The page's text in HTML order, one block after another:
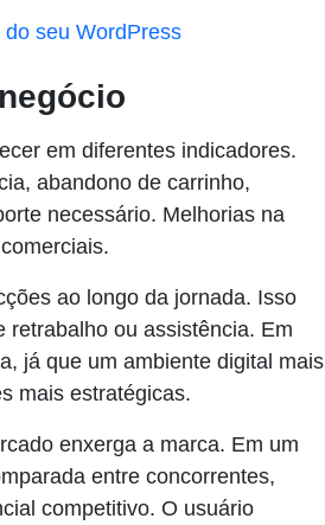
seu WordPress
em diferentes indicadores.
abandono de carrinho,
necessário. Melhorias na
ao longo da jornada. Isso
retrabalho ou assistência. Em
já que um ambiente digital mais
mais estratégicas.
enxerga a marca. Em um
entre concorrentes,
competitivo. O usuário